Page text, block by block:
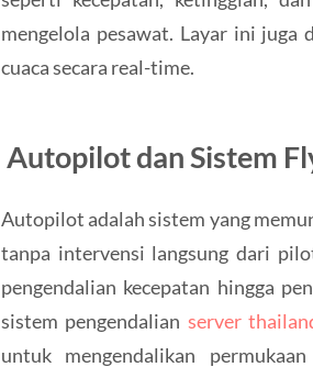
mengelola pesawat. Layar ini juga
cuaca secara real-time.
Autopilot dan Sistem
Autopilot adalah sistem yang
tanpa intervensi langsung dari
pengendalian kecepatan hingga
sistem pengendalian server
untuk mengendalikan